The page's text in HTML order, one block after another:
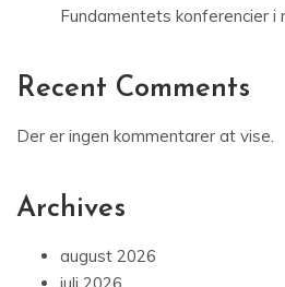
Fundamentets konferencier i
Recent Comments
Der er ingen kommentarer at vise.
Archives
august 2026